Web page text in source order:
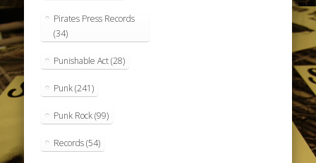
Pirates Press Records
(34)
Punishable Act(28)
Punk(241)
Punk Rock(99)
Records(54)